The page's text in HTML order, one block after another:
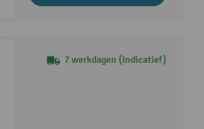
7 werkdagen (indicatief)